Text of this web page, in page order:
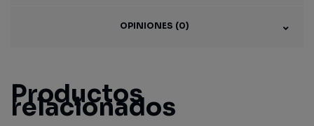
OPINIONES (0)
Productos
relacionados